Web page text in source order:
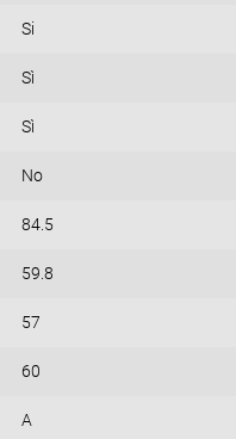
Si
Sì
Sì
No
84.5
59.8
57
60
A